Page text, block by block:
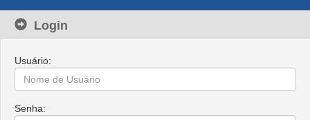
Login
Usuário:
Senha: